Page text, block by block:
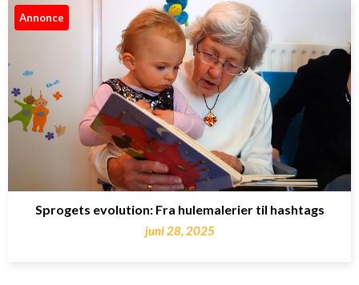
Annonce
Sprogets evolution: Fra hulemalerier til hashtags
juni 28, 2025